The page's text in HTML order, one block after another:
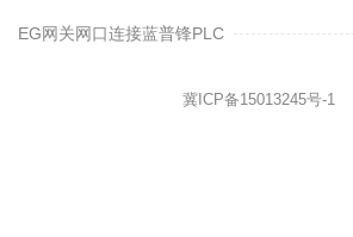
EG网关网口连接蓝普锋PLC
冀ICP备15013245号-1